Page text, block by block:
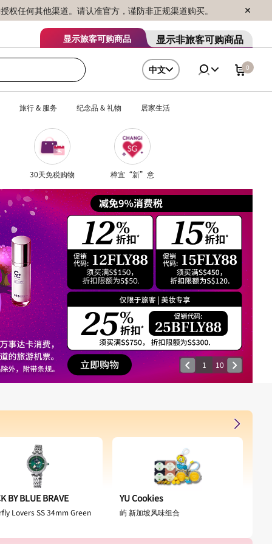
任何其他渠道。请认准官方，谨防非正规渠道购买。
显示旅客可购商品 显示非旅客可购商品
中文 0
旅行 & 服务 纪念品 & 礼物 居家生活
30天免税购物 樟宜“新”意
1 10
BY BLUE BRAVE
Lovers SS 34mm Green
YU Cookies
屿 新加坡风味组合